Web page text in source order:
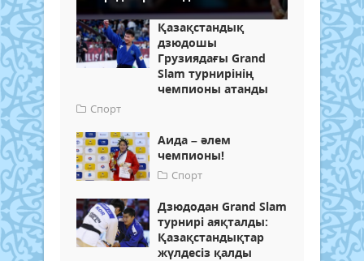
Қазақстандық
дзюдошы
Грузиядағы Grand
Slam турнирінің
чемпионы атанды
Спорт
Аида – әлем
чемпионы!
Спорт
Дзюдодан Grand Slam
турнирі аяқталды:
Қазақстандықтар
жүлдесіз қалды